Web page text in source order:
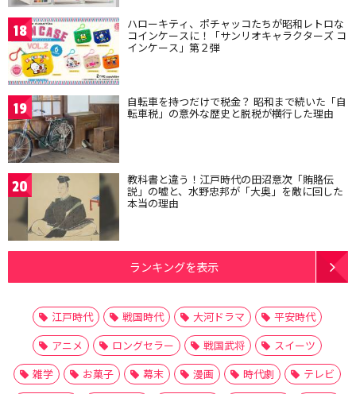
18 ハローキティ、ポチャッコたちが昭和レトロな
コインケースに！「サンリオキャラクターズ コ
インケース」第２弾
19 自転車を持つだけで税金？ 昭和まで続いた「自
転車税」の意外な歴史と脱税が横行した理由
20 教科書と違う！江戸時代の田沼意次「賄賂伝
説」の嘘と、水野忠邦が「大奥」を敵に回した
本当の理由
ランキングを表示
江戸時代 戦国時代 大河ドラマ
平安時代
アニメ
ロングセラー 戦国武将
スイーツ
雑学
お菓子 幕末 漫画 時代劇
テレビ